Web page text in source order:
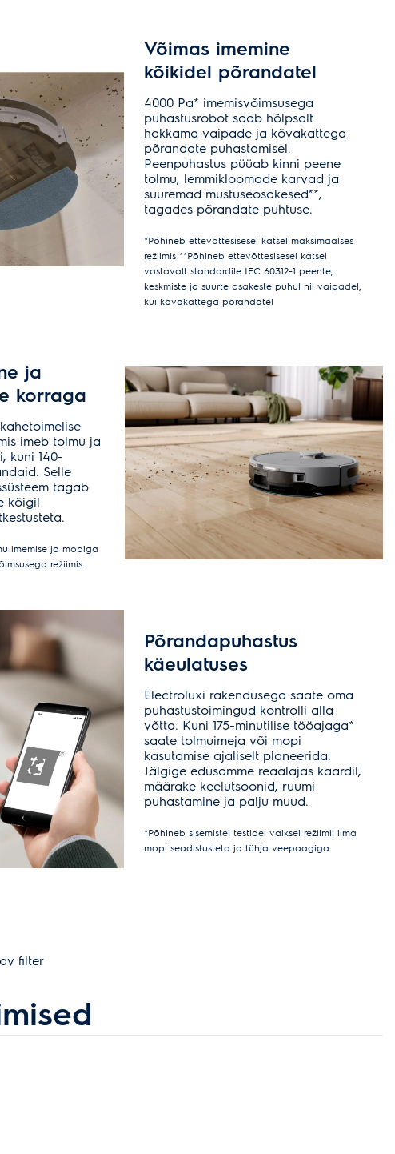
Võimas imemine
kõikidel põrandatel
4000 Pa* imemisvõimsusega
puhastusrobot saab hõlpsalt
hakkama vaipade ja kõvakattega
põrandate puhastamisel.
Peenpuhastus püüab kinni peene
tolmu, lemmikloomade karvad ja
suuremad mustuseosakesed**,
tagades põrandate puhtuse.
*Põhineb ettevõttesisesel katsel maksimaalses
režiimis **Põhineb ettevõttesisesel katsel
vastavalt standardile IEC 60312-1 peente,
keskmiste ja suurte osakeste puhul nii vaipadel,
kui kõvakattega põrandatel
ja
korraga
imeb tolmu ja
kuni 140-
Selle
tagab
kõigil
imemise ja mopiga
režiimis
Põrandapuhastus
käeulatuses
Electroluxi rakendusega saate oma
puhastustoimingud kontrolli alla
võtta. Kuni 175-minutilise tööajaga*
saate tolmuimeja või mopi
kasutamise ajaliselt planeerida.
Jälgige edusamme reaalajas kaardil,
määrake keelutsoonid, ruumi
puhastamine ja palju muud.
*Põhineb sisemistel testidel vaiksel režiimil ilma
mopi seadistusteta ja tühja veepaagiga.
filter